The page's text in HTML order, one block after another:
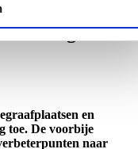
in de
legt
en
toe. De voorbije
naar